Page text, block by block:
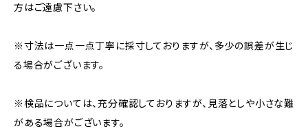
方はご遠慮下さい。
※寸法は一点一点丁寧に採寸しておりますが、多少の誤差が生じ
る場合がございます。
※検品については、充分確認しておりますが、見落としや小さな難
がある場合がございます。